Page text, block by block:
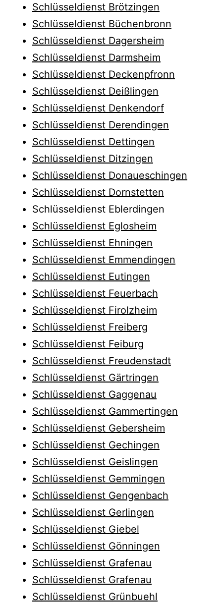
Schlüsseldienst Brötzingen
Schlüsseldienst Büchenbronn
Schlüsseldienst Dagersheim
Schlüsseldienst Darmsheim
Schlüsseldienst Deckenpfronn
Schlüsseldienst Deißlingen
Schlüsseldienst Denkendorf
Schlüsseldienst Derendingen
Schlüsseldienst Dettingen
Schlüsseldienst Ditzingen
Schlüsseldienst Donaueschingen
Schlüsseldienst Dornstetten
Schlüsseldienst Eblerdingen
Schlüsseldienst Eglosheim
Schlüsseldienst Ehningen
Schlüsseldienst Emmendingen
Schlüsseldienst Eutingen
Schlüsseldienst Feuerbach
Schlüsseldienst Firolzheim
Schlüsseldienst Freiberg
Schlüsseldienst Feiburg
Schlüsseldienst Freudenstadt
Schlüsseldienst Gärtringen
Schlüsseldienst Gaggenau
Schlüsseldienst Gammertingen
Schlüsseldienst Gebersheim
Schlüsseldienst Gechingen
Schlüsseldienst Geislingen
Schlüsseldienst Gemmingen
Schlüsseldienst Gengenbach
Schlüsseldienst Gerlingen
Schlüsseldienst Giebel
Schlüsseldienst Gönningen
Schlüsseldienst Grafenau
Schlüsseldienst Grafenau
Schlüsseldienst Grünbuehl